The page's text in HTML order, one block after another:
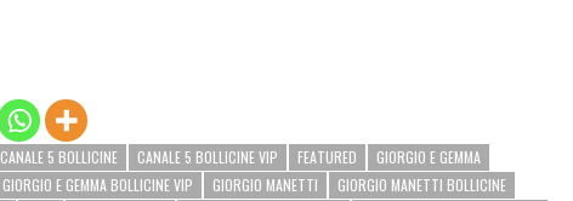
CANALE 5 BOLLICINE CANALE 5 BOLLICINE VIP FEATURED
GIORGIO E GEMMA
GIORGIO E GEMMA BOLLICINE VIP GIORGIO MANETTI
GIORGIO MANETTI BOLLICINE